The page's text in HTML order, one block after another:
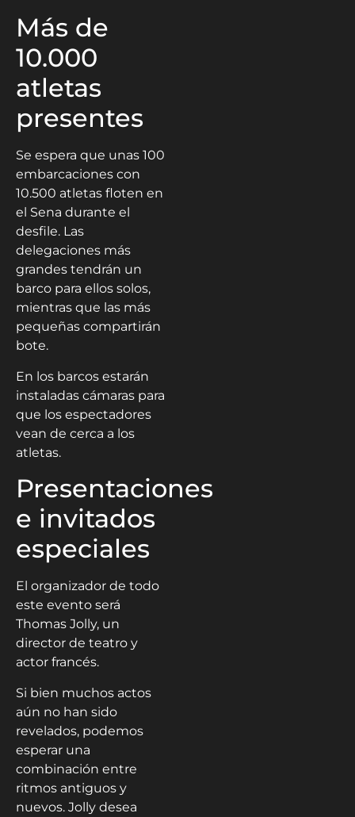
Más de
10.000
atletas
presentes
Se espera que unas 100
embarcaciones con
10.500 atletas floten en
el Sena durante el
desfile. Las
delegaciones más
grandes tendrán un
barco para ellos solos,
mientras que las más
pequeñas compartirán
bote.
En los barcos estarán
instaladas cámaras para
que los espectadores
vean de cerca a los
atletas.
Presentaciones
e invitados
especiales
El organizador de todo
este evento será
Thomas Jolly, un
director de teatro y
actor francés.
Si bien muchos actos
aún no han sido
revelados, podemos
esperar una
combinación entre
ritmos antiguos y
nuevos. Jolly desea